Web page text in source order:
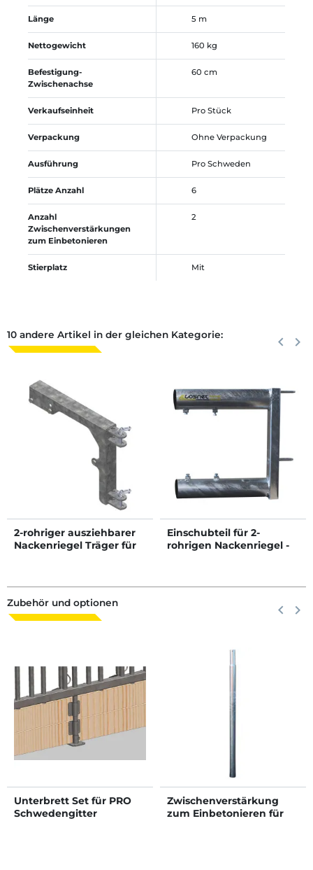
Länge 5 m
Nettogewicht 160 kg
Befestigung-
Zwischenachse
60 cm
Verkaufseinheit Pro Stück
Verpackung Ohne Verpackung
Ausführung Pro Schweden
Plätze Anzahl 6
Anzahl
Zwischenverstärkungen
zum Einbetonieren
2
Stierplatz Mit
10 andere Artikel in der gleichen Kategorie: Zurück
keyboard_arrow_left keyboard_arrow_right
2-rohriger ausziehbarer
Nackenriegel Träger für
Einschubteil für 2-
rohrigen Nackenriegel -
Zubehör und optionen Zurück
keyboard_arrow_left keyboard_arrow_right
Unterbrett Set für PRO
Schwedengitter
Zwischenverstärkung
zum Einbetonieren für